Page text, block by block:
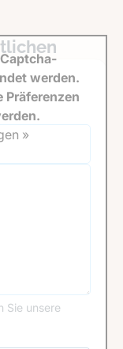
Sie unsere
werden.
Präferenzen
»